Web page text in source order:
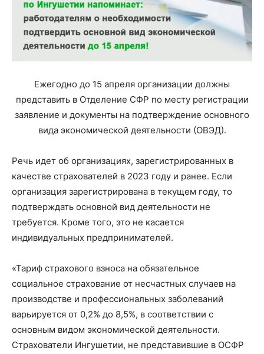
Ежегодно до 15 апреля организации должны
представить в Отделение СФР по месту регистрации
заявление и документы на подтверждение основного
вида экономической деятельности (ОВЭД).
Речь идет об организациях, зарегистрированных в
качестве страхователей в 2023 году и ранее. Если
организация зарегистрирована в текущем году, то
подтверждать основной вид деятельности не
требуется. Кроме того, это не касается
индивидуальных предпринимателей.
«Тариф страхового взноса на обязательное
социальное страхование от несчастных случаев на
производстве и профессиональных заболеваний
варьируется от 0,2% до 8,5%, в соответствии с
основным видом экономической деятельности.
Страхователи Ингушетии, не представившие в ОСФР